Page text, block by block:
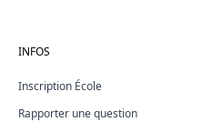
INFOS
Inscription École
Rapporter une question